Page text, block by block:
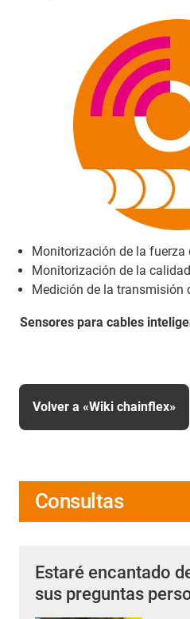
Monitorización de la fuerza
Monitorización de la
Medición de la transmisión
Sensores para cables
Volver a «Wiki chainflex»
Consultas
Estaré encantado
sus preguntas